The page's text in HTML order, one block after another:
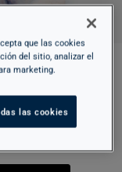
que las cookies
del sitio, analizar el
marketing.
las cookies